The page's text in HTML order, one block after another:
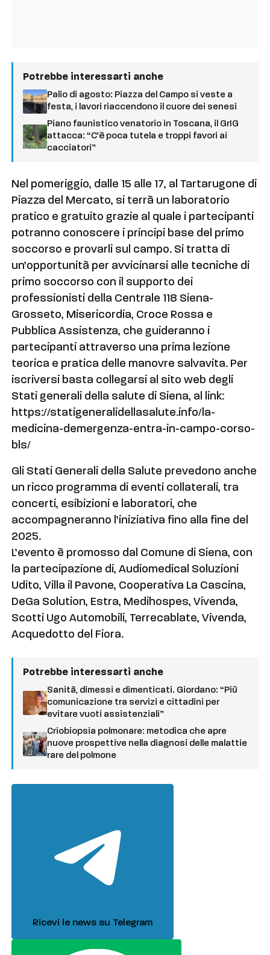
Potrebbe interessarti anche
Palio di agosto: Piazza del Campo si veste a
festa, i lavori riaccendono il cuore dei senesi
Piano faunistico venatorio in Toscana, il GrIG
attacca: “C’è poca tutela e troppi favori ai
cacciatori”
Nel pomeriggio, dalle 15 alle 17, al Tartarugone di
Piazza del Mercato, si terrà un laboratorio
pratico e gratuito grazie al quale i partecipanti
potranno conoscere i principi base del primo
soccorso e provarli sul campo. Si tratta di
un’opportunità per avvicinarsi alle tecniche di
primo soccorso con il supporto dei
professionisti della Centrale 118 Siena-
Grosseto, Misericordia, Croce Rossa e
Pubblica Assistenza, che guideranno i
partecipanti attraverso una prima lezione
teorica e pratica delle manovre salvavita. Per
iscriversi basta collegarsi al sito web degli
Stati generali della salute di Siena, al link:
https://statigeneralidellasalute.info/la-
medicina-demergenza-entra-in-campo-corso-
bls/
Gli Stati Generali della Salute prevedono anche
un ricco programma di eventi collaterali, tra
concerti, esibizioni e laboratori, che
accompagneranno l’iniziativa fino alla fine del
2025.
L’evento è promosso dal Comune di Siena, con
la partecipazione di, Audiomedical Soluzioni
Udito, Villa il Pavone, Cooperativa La Cascina,
DeGa Solution, Estra, Medihospes, Vivenda,
Scotti Ugo Automobili, Terrecablate, Vivenda,
Acquedotto del Fiora.
Potrebbe interessarti anche
Sanità, dimessi e dimenticati. Giordano: “Più
comunicazione tra servizi e cittadini per
evitare vuoti assistenziali”
Criobiopsia polmonare: metodica che apre
nuove prospettive nella diagnosi delle malattie
rare del polmone
Ricevi le news su Telegram